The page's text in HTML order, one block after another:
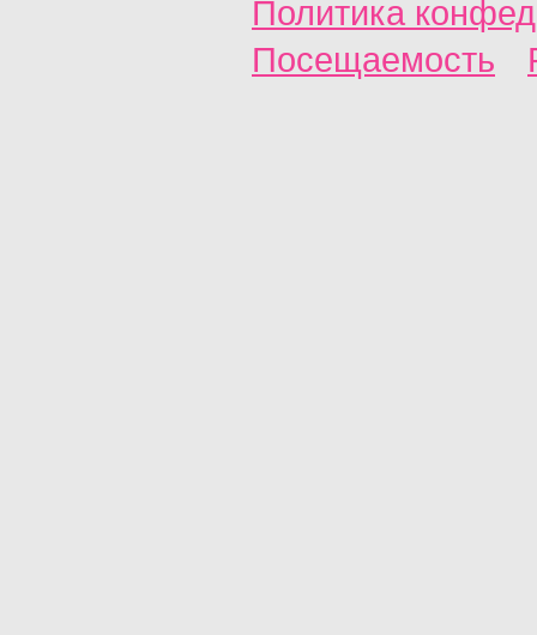
Политика
Посещаемость